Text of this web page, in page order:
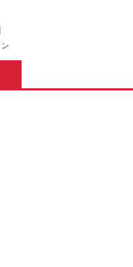
ン